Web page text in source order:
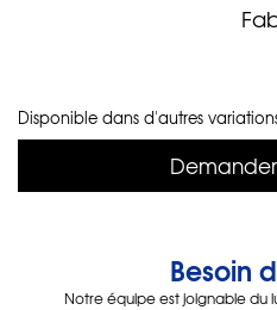
Disponible dans d'autres
Besoin
Notre équipe est joignable du